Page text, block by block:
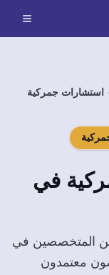
استشارات جمركية
في
المتخصصين في
معتمدون